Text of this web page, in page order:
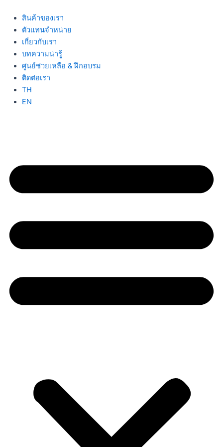
content
สินค้าของเรา
ตัวแทนจำหน่าย
เกี่ยวกับเรา
บทความน่ารู้
ศูนย์ช่วยเหลือ & ฝึกอบรม
ติดต่อเรา
TH
EN